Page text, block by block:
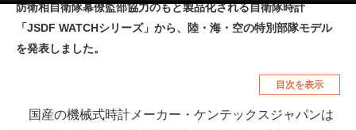
生活家電 生活用品
空調・季節家電
釣り具・釣り用品 食品・飲料・お酒
防衛相自衛隊幕僚監部協力のもと製品化される自衛隊時計
「JSDF WATCHシリーズ」から、陸・海・空の特別部隊モデル
を発表しました。
目次を表示
国産の機械式時計メーカー・ケンテックスジャパンは